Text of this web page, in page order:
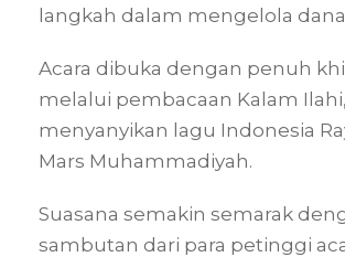
langkah dalam mengelola
Acara dibuka dengan penuh
melalui pembacaan Kalam Ilahi,
menyanyikan lagu Indonesia
Mars Muhammadiyah.
Suasana semakin semarak
sambutan dari para petinggi